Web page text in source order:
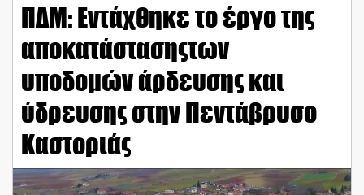
ΠΔΜ: Εντάχθηκε το έργο της
αποκατάστασηςτων
υποδομών άρδευσης και
ύδρευσης στην Πεντάβρυσο
Καστοριάς